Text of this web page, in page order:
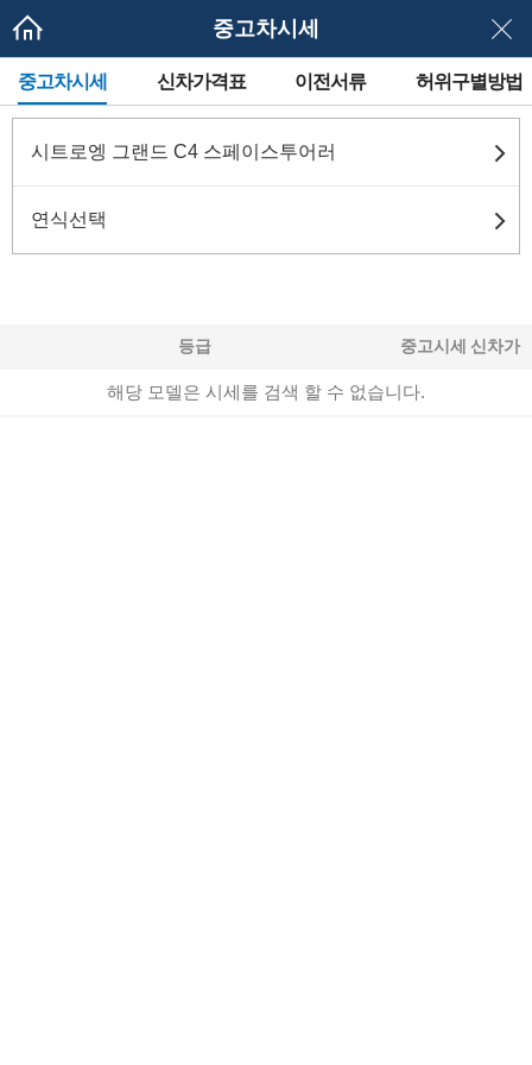
중고차시세
메
뉴
네
이
션
중고차시세 신차가격표 이전서류 허위구별방법
시트로엥 그랜드 C4 스페이스투어러
연식선택
등급 중고시세 신차가
해당 모델은 시세를 검색 할 수 없습니다.